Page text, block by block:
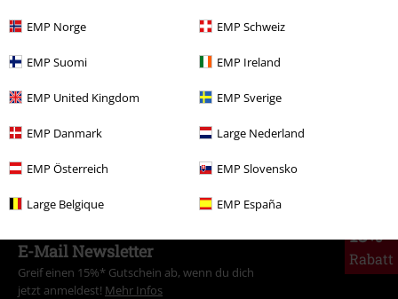
EMP Norge EMP Schweiz
EMP Suomi EMP Ireland
EMP United Kingdom EMP Sverige
EMP Danmark Large Nederland
EMP Österreich EMP Slovensko
Large Belgique EMP España
Filme & Serien
Filme & Serien Filme
Sale %
Sale %
Sale %
15%
Rabatt
E-Mail Newsletter
Greif einen 15%* Gutschein ab, wenn du dich
jetzt anmeldest! Mehr Infos